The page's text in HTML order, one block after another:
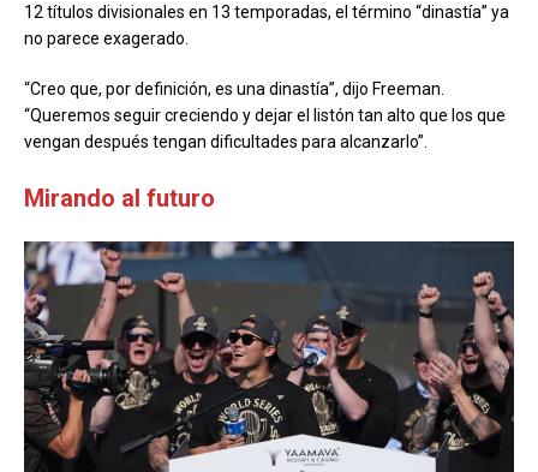
12 títulos divisionales en 13 temporadas, el término “dinastía” ya
no parece exagerado.
“Creo que, por definición, es una dinastía”, dijo Freeman.
“Queremos seguir creciendo y dejar el listón tan alto que los que
vengan después tengan dificultades para alcanzarlo”.
Mirando al futuro